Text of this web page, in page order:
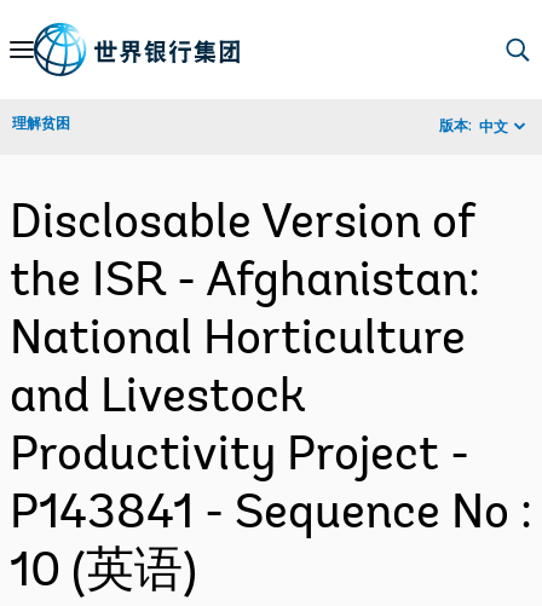
Skip
Navigation
理解贫困 版本: 中文
Disclosable Version of
the ISR - Afghanistan:
National Horticulture
and Livestock
Productivity Project -
P143841 - Sequence No :
10 (英语)